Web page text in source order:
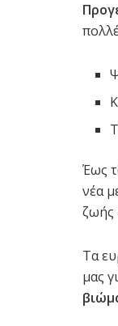
Έως
νέα
ζωής
Τα
μας